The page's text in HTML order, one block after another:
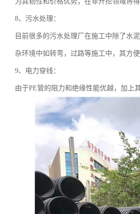
8、污水处理：
目前很多的污水处理厂在施工中除了水
杂环境中如转弯，过路等施工中，其方便
9、电力穿线：
由于PE管的阻力和绝缘性能优越，加上